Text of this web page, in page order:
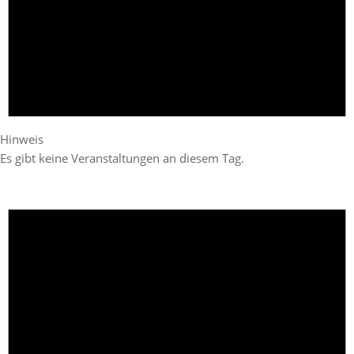
Hinweis
Es gibt keine Veranstaltungen an diesem Tag.